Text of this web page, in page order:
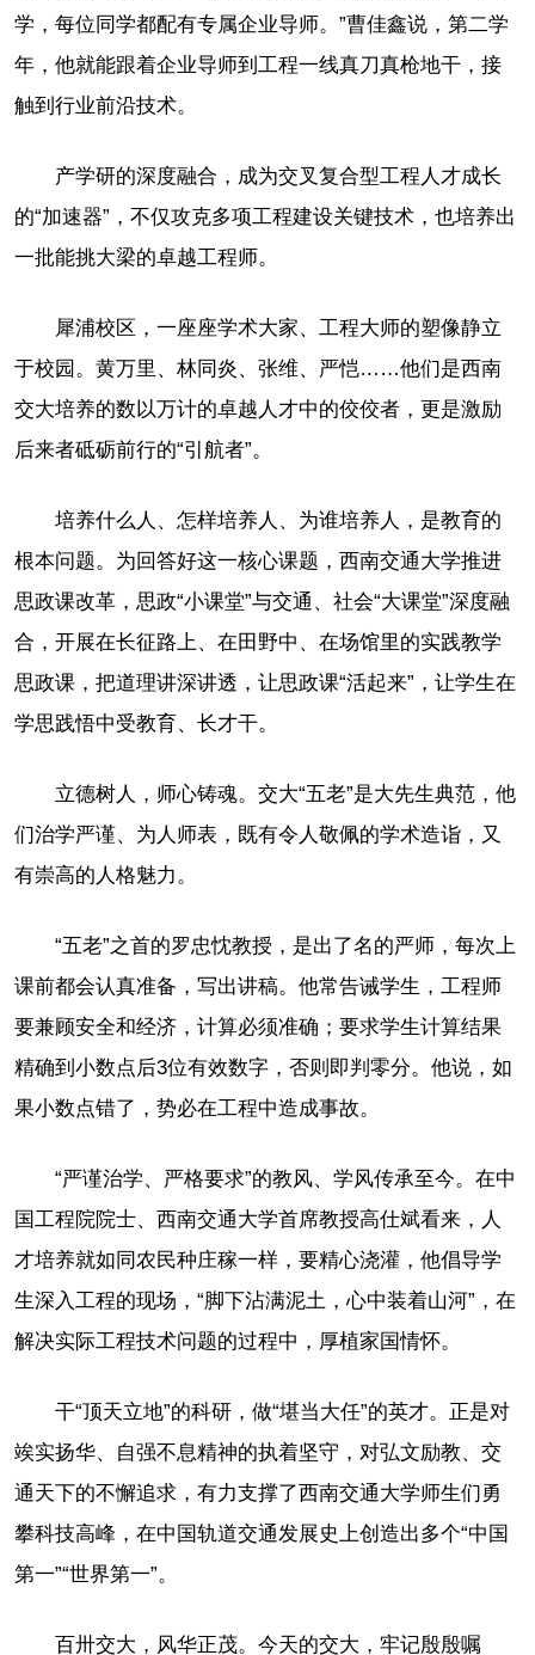
学，每位同学都配有专属企业导师。”曹佳鑫说，第二学
年，他就能跟着企业导师到工程一线真刀真枪地干，接
触到行业前沿技术。
产学研的深度融合，成为交叉复合型工程人才成长
的“加速器”，不仅攻克多项工程建设关键技术，也培养出
一批能挑大梁的卓越工程师。
犀浦校区，一座座学术大家、工程大师的塑像静立
于校园。黄万里、林同炎、张维、严恺……他们是西南
交大培养的数以万计的卓越人才中的佼佼者，更是激励
后来者砥砺前行的“引航者”。
培养什么人、怎样培养人、为谁培养人，是教育的
根本问题。为回答好这一核心课题，西南交通大学推进
思政课改革，思政“小课堂”与交通、社会“大课堂”深度融
合，开展在长征路上、在田野中、在场馆里的实践教学
思政课，把道理讲深讲透，让思政课“活起来”，让学生在
学思践悟中受教育、长才干。
立德树人，师心铸魂。交大“五老”是大先生典范，他
们治学严谨、为人师表，既有令人敬佩的学术造诣，又
有崇高的人格魅力。
“五老”之首的罗忠忱教授，是出了名的严师，每次上
课前都会认真准备，写出讲稿。他常告诫学生，工程师
要兼顾安全和经济，计算必须准确；要求学生计算结果
精确到小数点后3位有效数字，否则即判零分。他说，如
果小数点错了，势必在工程中造成事故。
“严谨治学、严格要求”的教风、学风传承至今。在中
国工程院院士、西南交通大学首席教授高仕斌看来，人
才培养就如同农民种庄稼一样，要精心浇灌，他倡导学
生深入工程的现场，“脚下沾满泥土，心中装着山河”，在
解决实际工程技术问题的过程中，厚植家国情怀。
干“顶天立地”的科研，做“堪当大任”的英才。正是对
竢实扬华、自强不息精神的执着坚守，对弘文励教、交
通天下的不懈追求，有力支撑了西南交通大学师生们勇
攀科技高峰，在中国轨道交通发展史上创造出多个“中国
第一”“世界第一”。
百卅交大，风华正茂。今天的交大，牢记殷殷嘱